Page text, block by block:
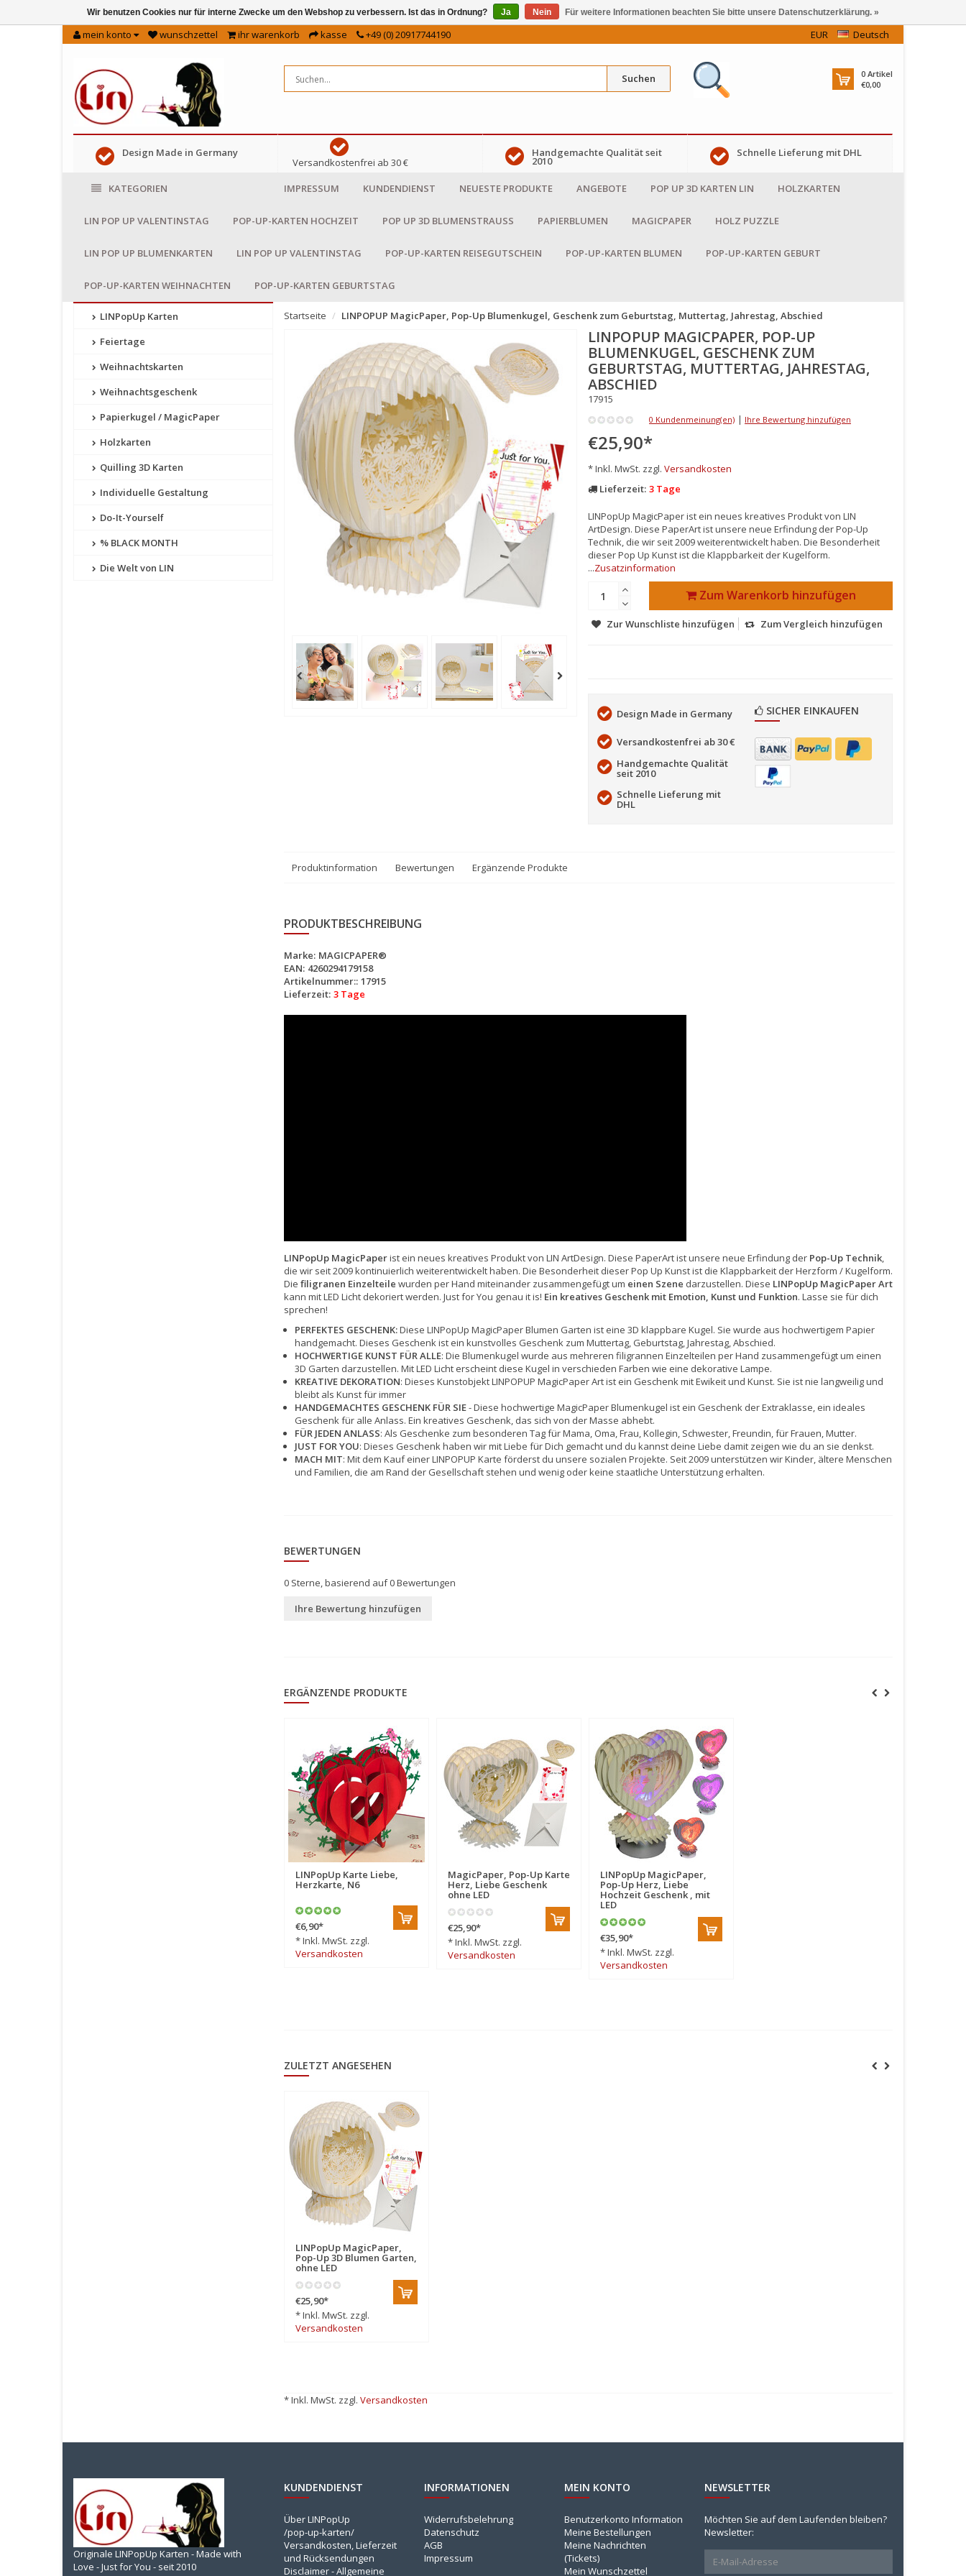
mein konto wunschzettel ihr warenkorb kasse +49 (0) 20917744190 EUR Deutsch
Suchen 0 Artikel
€0,00
Design Made in Germany
Versandkostenfrei ab 30 €
Handgemachte Qualität seit
2010
Schnelle Lieferung mit DHL
KATEGORIEN IMPRESSUM KUNDENDIENST NEUESTE PRODUKTE ANGEBOTE POP UP 3D KARTEN LIN HOLZKARTEN
LIN POP UP VALENTINSTAG POP-UP-KARTEN HOCHZEIT POP UP 3D BLUMENSTRAUSS PAPIERBLUMEN MAGICPAPER HOLZ PUZZLE
LIN POP UP BLUMENKARTEN LIN POP UP VALENTINSTAG POP-UP-KARTEN REISEGUTSCHEIN POP-UP-KARTEN BLUMEN POP-UP-KARTEN GEBURT
POP-UP-KARTEN WEIHNACHTEN POP-UP-KARTEN GEBURTSTAG
LINPopUp Karten
Feiertage
Weihnachtskarten
Weihnachtsgeschenk
Papierkugel / MagicPaper
Holzkarten
Quilling 3D Karten
Individuelle Gestaltung
Do-It-Yourself
% BLACK MONTH
Die Welt von LIN
Startseite LINPOPUP MagicPaper, Pop-Up Blumenkugel, Geschenk zum Geburtstag, Muttertag, Jahrestag, Abschied
LINPOPUP MAGICPAPER, POP-UP
BLUMENKUGEL, GESCHENK ZUM
GEBURTSTAG, MUTTERTAG, JAHRESTAG,
ABSCHIED
17915
0 Kundenmeinung(en) | Ihre Bewertung hinzufügen
€25,90*
* Inkl. MwSt. zzgl.Versandkosten
Lieferzeit: 3 Tage
LINPopUp MagicPaper ist ein neues kreatives Produkt von LIN
ArtDesign. Diese PaperArt ist unsere neue Erfindung der Pop-Up
Technik, die wir seit 2009 weiterentwickelt haben. Die Besonderheit
dieser Pop Up Kunst ist die Klappbarkeit der Kugelform.
...Zusatzinformation
Zum Warenkorb hinzufügen
Zur Wunschliste hinzufügen Zum Vergleich hinzufügen
Design Made in Germany
Versandkostenfrei ab 30 €
Handgemachte Qualität
seit 2010
Schnelle Lieferung mit
DHL
SICHER EINKAUFEN
Produktinformation Bewertungen Ergänzende Produkte
PRODUKTBESCHREIBUNG
Marke: MAGICPAPER®
EAN: 4260294179158
Artikelnummer:: 17915
Lieferzeit: 3 Tage
LINPopUp MagicPaperist ein neues kreatives Produkt von LIN ArtDesign. Diese PaperArt ist unsere neue Erfindung der Pop-Up Technik,
die wir seit 2009 kontinuierlich weiterentwickelt haben. Die Besonderheit dieser Pop Up Kunst ist die Klappbarkeit der Herzform / Kugelform.
Die filigranen Einzelteile wurden per Hand miteinander zusammengefügt um einen Szene darzustellen. Diese LINPopUp MagicPaper Art
kann mit LED Licht dekoriert werden. Just for You genau it is! Ein kreatives Geschenk mit Emotion, Kunst und Funktion. Lasse sie für dich
sprechen!
PERFEKTES GESCHENK:Diese LINPopUp MagicPaper Blumen Garten ist eine 3D klappbare Kugel. Sie wurde aus hochwertigem Papier
handgemacht. Dieses Geschenk ist ein kunstvolles Geschenk zum Muttertag, Geburtstag, Jahrestag, Abschied.
HOCHWERTIGE KUNST FÜR ALLE: Die Blumenkugel wurde aus mehreren filigrannen Einzelteilen per Hand zusammengefügt um einen
3D Garten darzustellen. Mit LED Licht erscheint diese Kugel in verschieden Farben wie eine dekorative Lampe.
KREATIVE DEKORATION: Dieses Kunstobjekt LINPOPUP MagicPaper Art ist ein Geschenk mit Ewikeit und Kunst. Sie ist nie langweilig und
bleibt als Kunst für immer
HANDGEMACHTES GESCHENK FÜR SIE- Diese hochwertige MagicPaper Blumenkugel ist ein Geschenk der Extraklasse, ein ideales
Geschenk für alle Anlass. Ein kreatives Geschenk, das sich von der Masse abhebt.
FÜR JEDEN ANLASS: Als Geschenke zum besonderen Tag für Mama, Oma, Frau, Kollegin, Schwester, Freundin, für Frauen, Mutter.
JUST FOR YOU: Dieses Geschenk haben wir mit Liebe für Dich gemacht und du kannst deine Liebe damit zeigen wie du an sie denkst.
MACH MIT: Mit dem Kauf einer LINPOPUP Karte förderst du unsere sozialen Projekte. Seit 2009 unterstützen wir Kinder, ältere Menschen
und Familien, die am Rand der Gesellschaft stehen und wenig oder keine staatliche Unterstützung erhalten.
BEWERTUNGEN
0Sterne, basierend auf0Bewertungen
Ihre Bewertung hinzufügen
ERGÄNZENDE PRODUKTE
LINPopUp Karte Liebe,
Herzkarte, N6
€6,90*
* Inkl. MwSt. zzgl.
Versandkosten
MagicPaper, Pop-Up Karte
Herz, Liebe Geschenk
ohne LED
€25,90*
* Inkl. MwSt. zzgl.
Versandkosten
LINPopUp MagicPaper,
Pop-Up Herz, Liebe
Hochzeit Geschenk , mit
LED
€35,90*
* Inkl. MwSt. zzgl.
Versandkosten
ZULETZT ANGESEHEN
LINPopUp MagicPaper,
Pop-Up 3D Blumen Garten,
ohne LED
€25,90*
* Inkl. MwSt. zzgl.
Versandkosten
* Inkl. MwSt. zzgl. Versandkosten
Originale LINPopUp Karten - Made with
Love - Just for You - seit 2010
KUNDENDIENST
Über LINPopUp
/pop-up-karten/
Versandkosten, Lieferzeit
und Rücksendungen
Disclaimer - Allgemeine
INFORMATIONEN
Widerrufsbelehrung
Datenschutz
AGB
Impressum
MEIN KONTO
Benutzerkonto Information
Meine Bestellungen
Meine Nachrichten
(Tickets)
Mein Wunschzettel
NEWSLETTER
Möchten Sie auf dem Laufenden bleiben?
Newsletter:
Wir benutzen Cookies nur für interne Zwecke um den Webshop zu verbessern. Ist das in Ordnung? Ja Nein Für weitere Informationen beachten Sie bitte unsere Datenschutzerklärung. »